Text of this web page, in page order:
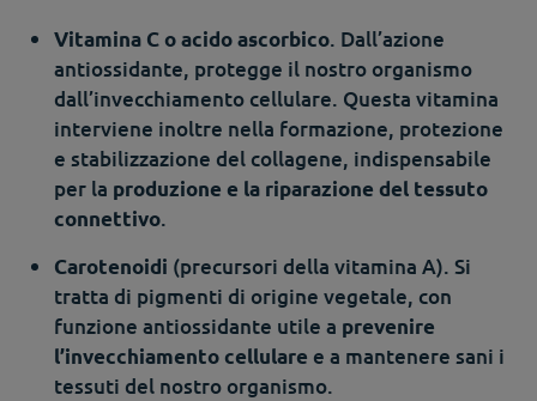
Vitamina C o acido ascorbico. Dall’azione
antiossidante, protegge il nostro organismo
dall’invecchiamento cellulare. Questa vitamina
interviene inoltre nella formazione, protezione
e stabilizzazione del collagene, indispensabile
per la produzione e la riparazione del tessuto
connettivo.
Carotenoidi (precursori della vitamina A). Si
tratta di pigmenti di origine vegetale, con
funzione antiossidante utile a prevenire
l’invecchiamento cellulare e a mantenere sani i
tessuti del nostro organismo.